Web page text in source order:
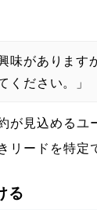
味があります
ください。」
が見込めるユ
ードを特定
る